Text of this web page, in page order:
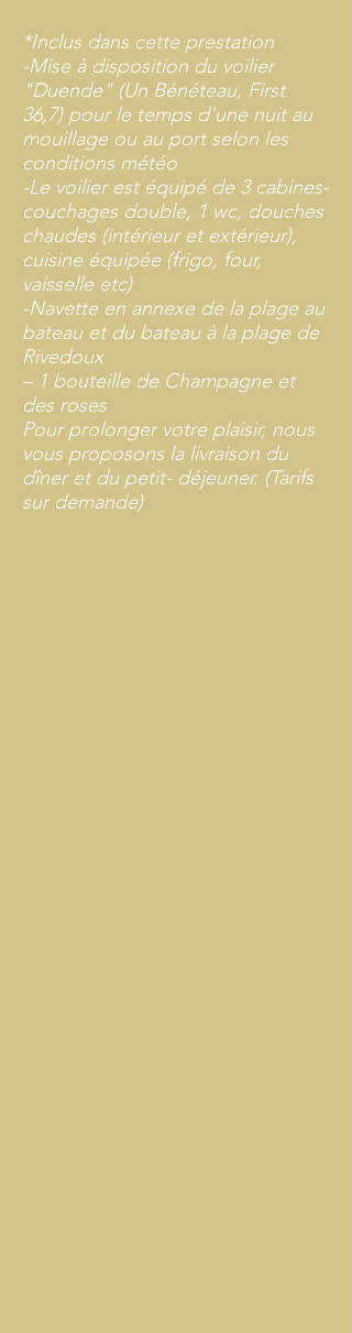
*Inclus dans cette prestation
-Mise à disposition du voilier
"Duende" (Un Bénéteau, First
36,7) pour le temps d'une nuit au
mouillage ou au port selon les
conditions météo
-Le voilier est équipé de 3 cabines-
couchages double, 1 wc, douches
chaudes (intérieur et extérieur),
cuisine équipée (frigo, four,
vaisselle etc)
-Navette en annexe de la plage au
bateau et du bateau à la plage de
Rivedoux
– 1 bouteille de Champagne et
des roses
Pour prolonger votre plaisir, nous
vous proposons la livraison du
dîner et du petit- déjeuner. (Tarifs
sur demande)